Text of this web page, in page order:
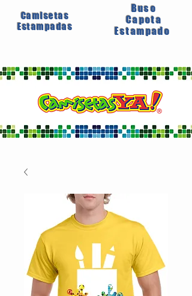
Camisetas
Estampadas
Buso
Capota
Estampado